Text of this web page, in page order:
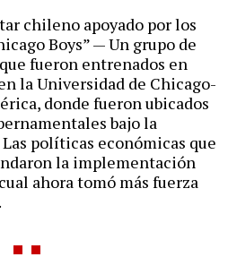
chileno apoyado por los
Boys” — Un grupo de
fueron entrenados en
la Universidad de Chicago-
donde fueron ubicados
bajo la
políticas económicas que
la implementación
ahora tomó más fuerza